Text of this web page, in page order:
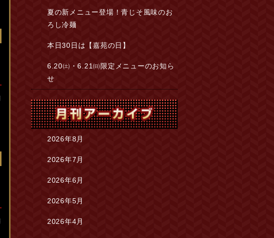
夏の新メニュー登場！青じそ風味のお
ろし冷麺
本日30日は【嘉苑の日】
6.20㈯・6.21㈰限定メニューのお知ら
せ
2026年8月
2026年7月
2026年6月
2026年5月
2026年4月